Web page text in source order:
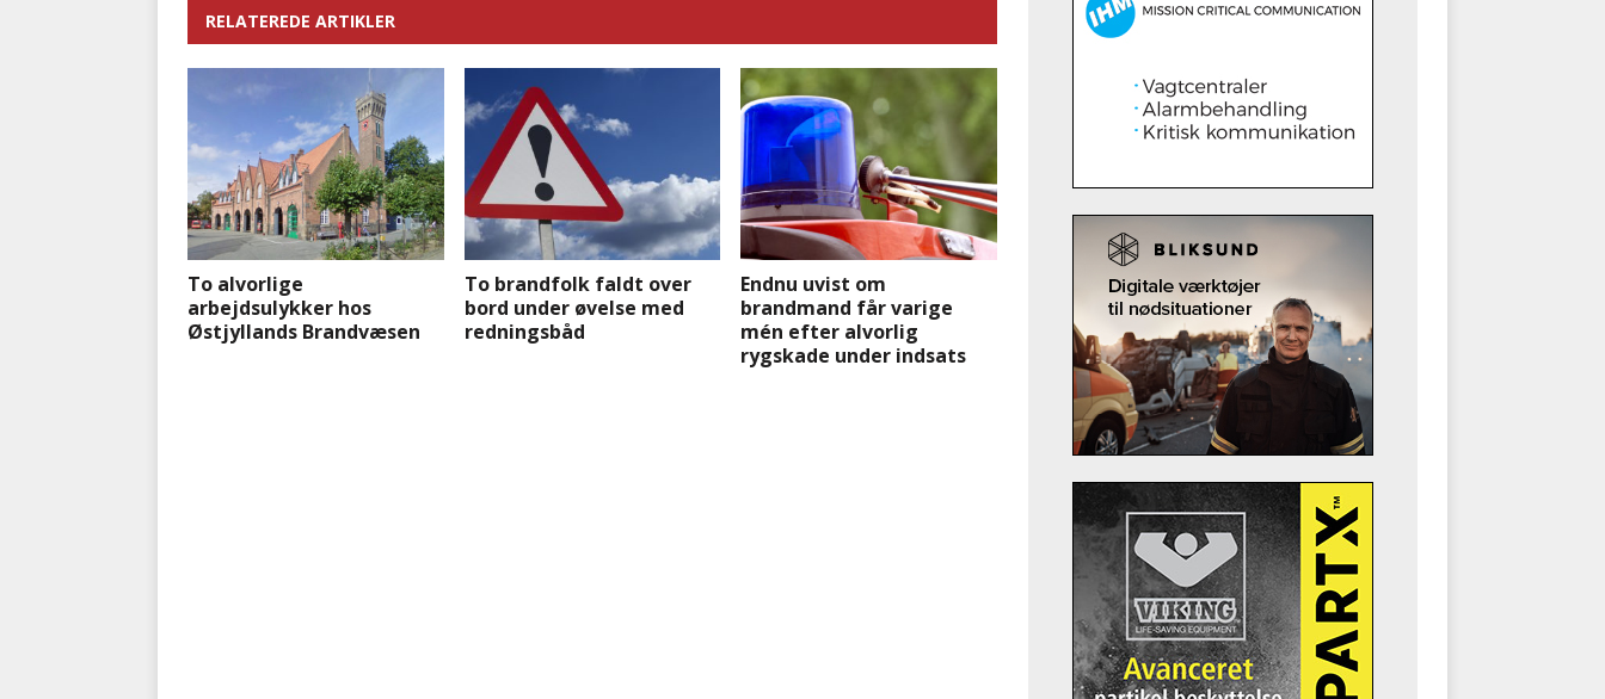
RELATEREDE ARTIKLER
To alvorlige
arbejdsulykker hos
Østjyllands Brandvæsen
To brandfolk faldt over
bord under øvelse med
redningsbåd
Endnu uvist om
brandmand får varige
mén efter alvorlig
rygskade under indsats